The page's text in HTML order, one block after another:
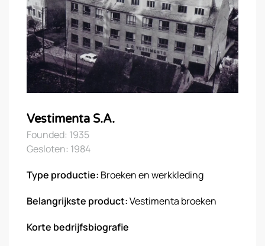
Vestimenta S.A.
Founded: 1935
Gesloten: 1984
Type productie: Broeken en werkkleding
Belangrijkste product:Vestimenta broeken
Korte bedrijfsbiografie